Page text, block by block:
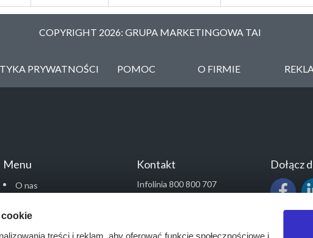
COPYRIGHT 2026: GRUPA MARKETINGOWA TAI
PRYWATNOŚCI POMOC O FIRMIE
Menu
O nas
Monitoring przetargów
Kontakt
Infolinia 800 800 707
kontakt@pressinfo.pl
Dołącz
cookie
treści i reklam, aby oferować funkcje społecznościowe i